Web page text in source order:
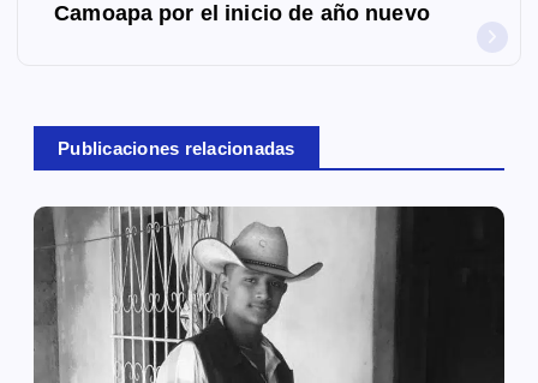
ó
e
Camoapa por el inicio de año nuevo
Publicaciones relacionadas